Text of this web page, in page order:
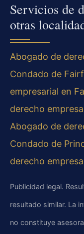
Servicios de
otras
Abogado de
Condado de
empresarial en
derecho
Abogado de
Condado de
derecho
Publicidad legal.
resultado similar. La
no constituye